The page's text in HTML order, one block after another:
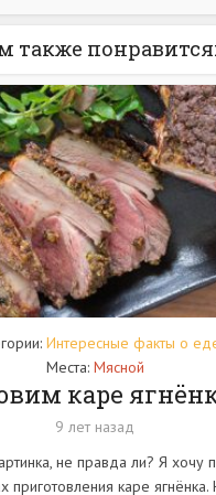
также понравится:
Интересные факты о
Места: Мясной
каре
9 лет назад
не правда ли? Я хочу
приготовления каре ягнёнка.